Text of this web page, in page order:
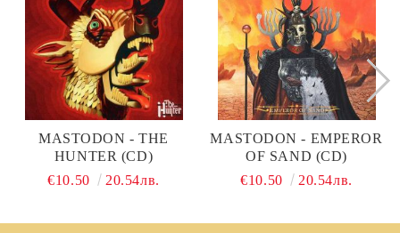
MASTODON - THE
HUNTER (CD)
€10.50
20.54лв.
MASTODON - EMPEROR
OF SAND (CD)
€10.50
20.54лв.